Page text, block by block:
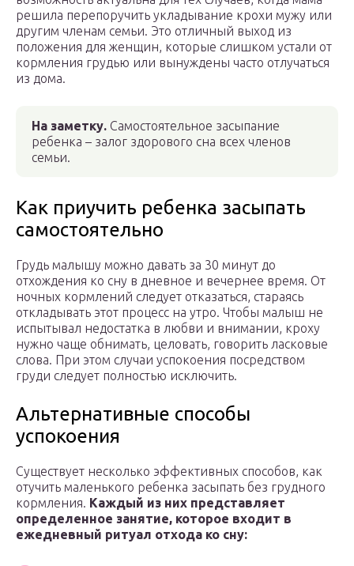
решила перепоручить укладывание крохи мужу или
другим членам семьи. Это отличный выход из
положения для женщин, которые слишком устали от
кормления грудью или вынуждены часто отлучаться
из дома.
На заметку. Самостоятельное засыпание
ребенка – залог здорового сна всех членов
семьи.
Как приучить ребенка засыпать
самостоятельно
Грудь малышу можно давать за 30 минут до
отхождения ко сну в дневное и вечернее время. От
ночных кормлений следует отказаться, стараясь
откладывать этот процесс на утро. Чтобы малыш не
испытывал недостатка в любви и внимании, кроху
нужно чаще обнимать, целовать, говорить ласковые
слова. При этом случаи успокоения посредством
груди следует полностью исключить.
Альтернативные способы
успокоения
Существует несколько эффективных способов, как
отучить маленького ребенка засыпать без грудного
кормления. Каждый из них представляет
определенное занятие, которое входит в
ежедневный ритуал отхода ко сну: